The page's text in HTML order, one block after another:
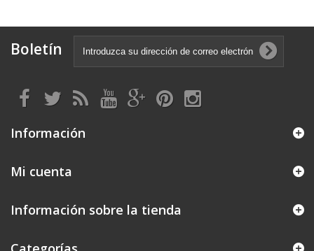
Boletín
Información
Mi cuenta
Información sobre la tienda